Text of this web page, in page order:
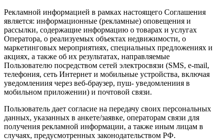
Рекламной информацией в рамках настоящего Соглашения
является: информационные (рекламные) оповещения и
рассылки, содержащие информацию о товарах и услугах
Оператора, о реализуемых объектах недвижимости, о
маркетинговых мероприятиях, специальных предложениях и
акциях, а также об их результатах, направляемые
Пользователю посредством сетей электросвязи (SMS, e-mail,
телефония, сеть Интернет и мобильные устройства, включая
уведомлениия через веб-браузер, пуш- уведомлениия в
мобильном приложении) и почтовой связи.
Пользователь дает согласие на передачу своих персональных
данных, указанных в анкете/заявке, операторам связи для
получения рекламной информации, а также иным лицам в
случаях, предусмотренных законодательством РФ.